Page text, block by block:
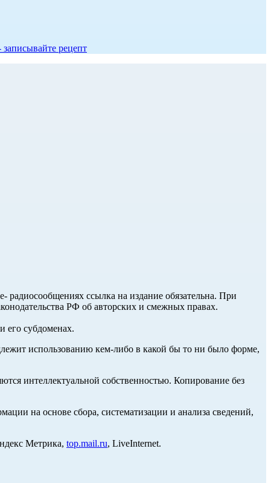
записывайте рецепт
радиосообщениях ссылка на издание обязательна. При
РФ об авторских и смежных правах.
и его субдоменах.
использованию кем-либо в какой бы то ни было форме,
интеллектуальной собственностью. Копирование без
на основе сбора, систематизации и анализа сведений,
Метрика, top.mail.ru, LiveInternet.